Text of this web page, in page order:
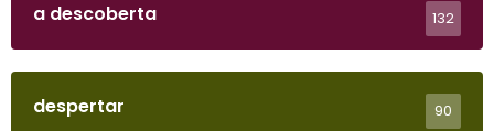
a descoberta 132
despertar 90